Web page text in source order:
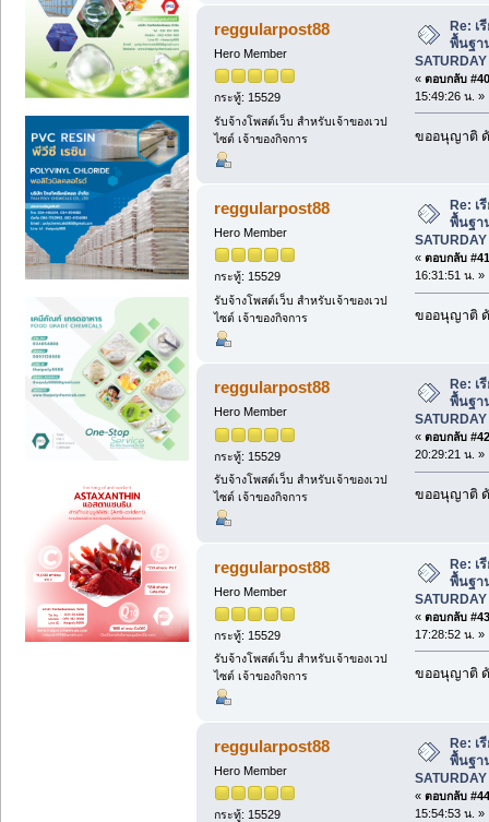
reggularpost88
Hero Member
กระทู้: 15529
รับจ้างโพสต์เว็บ สำหรับเจ้าของเวป
ไซต์ เจ้าของกิจการ
Re: เ
พื้นฐา
« ตอบกลับ
15:49:26 น. »
ขออนุญาติ
reggularpost88
Hero Member
กระทู้: 15529
รับจ้างโพสต์เว็บ สำหรับเจ้าของเวป
ไซต์ เจ้าของกิจการ
Re: เ
พื้นฐา
« ตอบกลับ
16:31:51 น. »
ขออนุญาติ
reggularpost88
Hero Member
กระทู้: 15529
รับจ้างโพสต์เว็บ สำหรับเจ้าของเวป
ไซต์ เจ้าของกิจการ
Re: เ
พื้นฐา
« ตอบกลับ
20:29:21 น. »
ขออนุญาติ
reggularpost88
Hero Member
กระทู้: 15529
รับจ้างโพสต์เว็บ สำหรับเจ้าของเวป
ไซต์ เจ้าของกิจการ
Re: เ
พื้นฐา
« ตอบกลับ
17:28:52 น. »
ขออนุญาติ
reggularpost88
Hero Member
กระทู้: 15529
Re: เ
พื้นฐา
« ตอบกลับ
15:54:53 น. »